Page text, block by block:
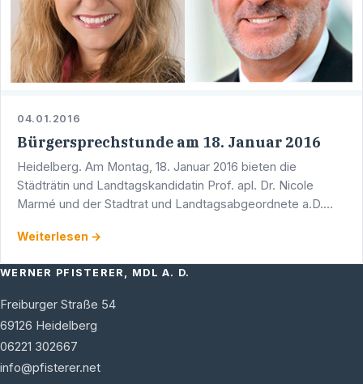
04.01.2016
Bürgersprechstunde am 18. Januar 2016
Heidelberg. Am Montag, 18. Januar 2016 bieten die
Städträtin und Landtagskandidatin Prof. apl. Dr. Nicole
Marmé und der Stadtrat und Landtagsabgeordnete a.D.
Weiterlesen →
WERNER PFISTERER, MDL A. D.
Freiburger Straße 54
69126 Heidelberg
06221 302667
info@pfisterer.net